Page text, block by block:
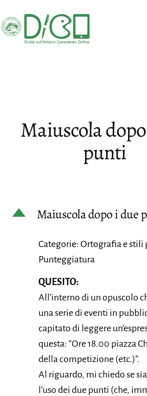
al
contenuto
OnlineMaiuscola
punti
D Maiuscola dopo i due
Categorie: Ortografia e stili
Punteggiatura
QUESITO:
All’interno di un opuscolo
una serie di eventi in
capitato di leggere
questa: “Ore 18.00 piazza
della competizione (etc.)”.
Al riguardo, mi chiedo se
l’uso dei due punti (che,